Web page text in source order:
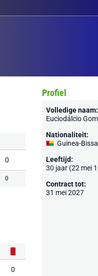
0
0
0
Profiel
Volledige naam:
Euciodálcio
Nationaliteit:
Guinea-
Leeftijd:
30 jaar (22 mei
Contract tot:
31 mei 2027